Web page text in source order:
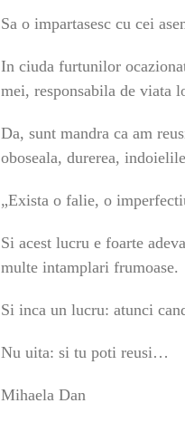
Sa o impartasesc cu cei
In ciuda furtunilor
mei, responsabila de viata
Da, sunt mandra ca am
oboseala, durerea,
„Exista o falie, o
Si acest lucru e foarte
multe intamplari frumoase.
Si inca un lucru: atunci
Nu uita: si tu poti reusi…
Mihaela Dan